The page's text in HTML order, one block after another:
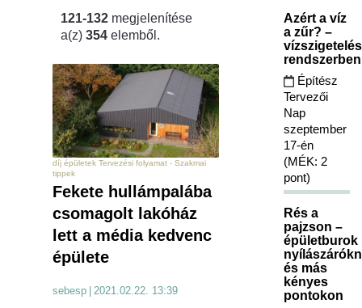
121-132 megjelenítése
a(z) 354 elemből.
díj épületek Tervezési folyamat - Szakmai
tippek
Fekete hullámpalába
csomagolt lakóház
lett a média kedvenc
épülete
sebesp 2021.02.22. 13:39
Azért a víz
a zűr? –
Építész
Tervezői
Nap
szeptember
17-én
(MÉK: 2
pont)
Rés a
pajzson –
épületburok
és más
kényes
pontokon